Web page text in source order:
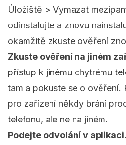
Úložiště > Vymazat
odinstalujte a znovu
okamžitě zkuste ověření
Zkuste ověření na jiném
přístup k jinému chytrému
tam a pokuste se o ověření.
pro zařízení někdy brání
telefonu, ale ne na jiném.
Podejte odvolání v aplikaci.